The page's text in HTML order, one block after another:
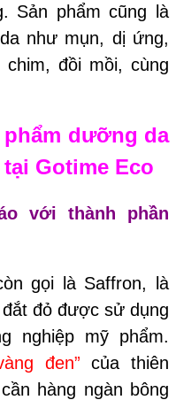
Sản phẩm cũng là
như mụn, dị ứng,
đồi mồi, cùng
phẩm dưỡng da
Gotime Eco
với thành phần
gọi là Saffron, là
đỏ được sử dụng
nghiệp mỹ phẩm.
đen” của thiên
hàng ngàn bông